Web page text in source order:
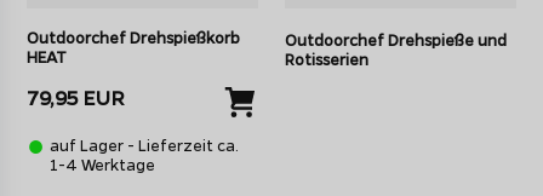
Outdoorchef Drehspießkorb
HEAT
79,95 EUR
auf Lager - Lieferzeit ca.
1-4 Werktage
Outdoorchef Drehspieße und
Rotisserien